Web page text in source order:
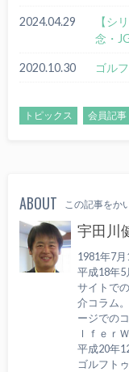
2024.04.29
【シ
念・
2020.10.30 ゴル
トピックス 会員記事
ABOUT この記事をか
宇田川
1981年7
平成18年
サイトで
介コラム
ージでの
ｌｆｅｒ
平成20年
ゴルフト